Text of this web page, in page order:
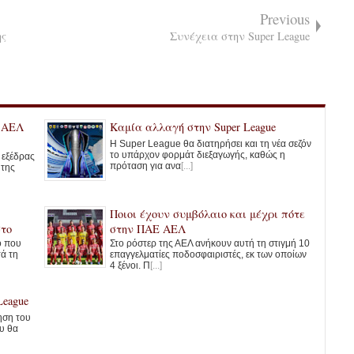
Previous
Συνέχεια στην Super League
ΑΕΛ
Καμία αλλαγή στην Super League
Η Super League θα διατηρήσει και τη νέα σεζόν
το υπάρχον φορμάτ διεξαγωγής, καθώς η
πρόταση για ανα[...]
που
τη
Ποιοι έχουν συμβόλαιο και μέχρι πότε
στην ΠΑΕ ΑΕΛ
Στο ρόστερ της ΑΕΛ ανήκουν αυτή τη στιγμή 10
επαγγελματίες ποδοσφαιριστές, εκ των οποίων
4 ξένοι. Π [...]
του
θα